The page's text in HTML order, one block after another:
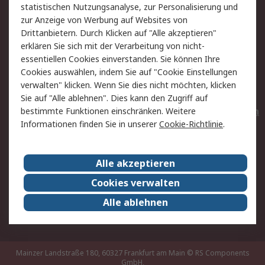
Hilfe
Privatkunden
Rechtliches
AGB
Datenschutz
Cookie-Richtlinie
Zahlungsbedingungen
Copyright/Impressum
Entsorgung
Elektrogeräte/Batterien
RS weltweit
Karriere bei RS
Nachhaltigkeit
Qualität/Umwelt/ZertifikatePresse-Center
Event-Center
Mainzer Landstraße 180, 60327 Frankfurt am Main © RS Components
GmbH,
statistischen Nutzungsanalyse, zur Personalisierung und
zur Anzeige von Werbung auf Websites von
Drittanbietern. Durch Klicken auf "Alle akzeptieren"
erklären Sie sich mit der Verarbeitung von nicht-
essentiellen Cookies einverstanden. Sie können Ihre
Cookies auswählen, indem Sie auf "Cookie Einstellungen
verwalten" klicken. Wenn Sie dies nicht möchten, klicken
Sie auf "Alle ablehnen". Dies kann den Zugriff auf
bestimmte Funktionen einschränken. Weitere
Informationen finden Sie in unsererCookie-Richtlinie.
Alle akzeptieren
Cookies verwalten
Alle ablehnen